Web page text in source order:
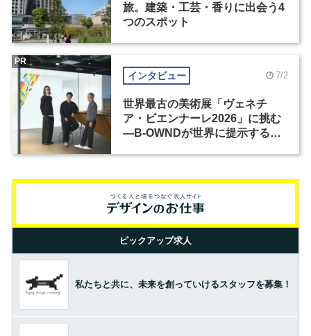
旅。建築・工芸・香りに出会う4
つのスポット
インタビュー 7/2
世界最古の美術展「ヴェネチ
ア・ビエンナーレ2026」に挑む
―B-OWNDが世界に提示する美
PR
ピックアップ求人
私たちと共に、未来を創っていけるスタッフを募集！